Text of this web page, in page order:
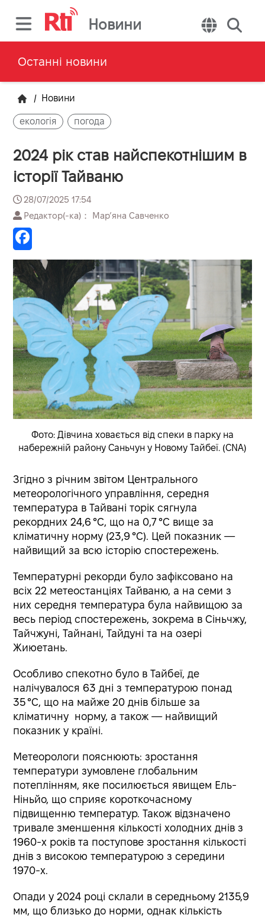
Новини
Останні новини
/ Новини
екологія погода
2024 рік став найспекотнішим в
історії Тайваню
28/07/2025 17:54
Редактор(-ка)： Марʼяна Савченко
Фото: Дівчина ховається від спеки в парку на
набережній району Саньчун у Новому Тайбеї. (CNA)
Згідно з річним звітом Центрального
метеорологічного управління, середня
температура в Тайвані торік сягнула
рекордних 24,6 °C, що на 0,7 °C вище за
кліматичну норму (23,9 °C). Цей показник —
найвищий за всю історію спостережень.
Температурні рекорди було зафіксовано на
всіх 22 метеостанціях Тайваню, а на семи з
них середня температура була найвищою за
весь період спостережень, зокрема в Сіньчжу,
Тайчжуні, Тайнані, Тайдуні та на озері
Жиюетань.
Особливо спекотно було в Тайбеї, де
налічувалося 63 дні з температурою понад
35 °C, що на майже 20 днів більше за
кліматичну норму, а також — найвищий
показник у країні.
Метеорологи пояснюють: зростання
температури зумовлене глобальним
потеплінням, яке посилюється явищем Ель-
Ніньйо, що сприяє короткочасному
підвищенню температур. Також відзначено
тривале зменшення кількості холодних днів з
1960-х років та поступове зростання кількості
днів з високою температурою з середини
1970-х.
Опади у 2024 році склали в середньому 2135,9
мм, що близько до норми, однак кількість